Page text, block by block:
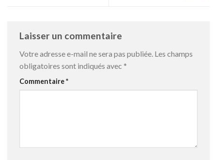
Laisser un commentaire
Votre adresse e-mail ne sera pas publiée. Les champs
obligatoires sont indiqués avec *
Commentaire*